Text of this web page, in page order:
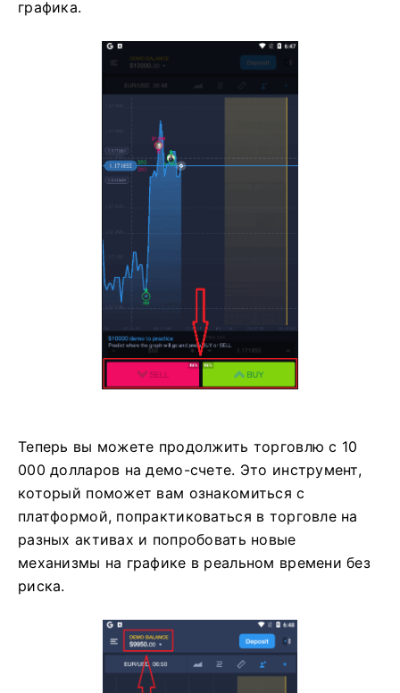
графика.
Теперь вы можете продолжить торговлю с 10
000 долларов на демо-счете. Это инструмент,
который поможет вам ознакомиться с
платформой, попрактиковаться в торговле на
разных активах и попробовать новые
механизмы на графике в реальном времени без
риска.